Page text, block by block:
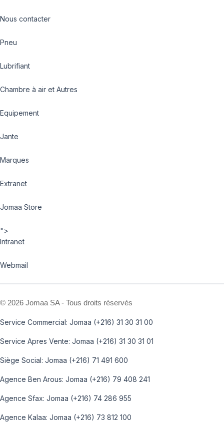
Nous contacter
Pneu
Lubrifiant
Chambre à air et Autres
Equipement
Jante
Marques
Extranet
Jomaa Store
">
Intranet
Webmail
© 2026 Jomaa SA - Tous droits réservés
Service Commercial: Jomaa (+216) 31 30 31 00
Service Apres Vente: Jomaa (+216) 31 30 31 01
Siège Social: Jomaa (+216) 71 491 600
Agence Ben Arous: Jomaa (+216) 79 408 241
Agence Sfax: Jomaa (+216) 74 286 955
Agence Kalaa: Jomaa (+216) 73 812 100